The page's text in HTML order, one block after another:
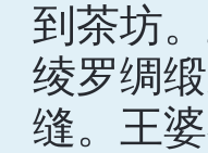
到茶坊
绫罗绸
缝。王